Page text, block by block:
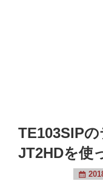
TE103SIP
JT2HDを使